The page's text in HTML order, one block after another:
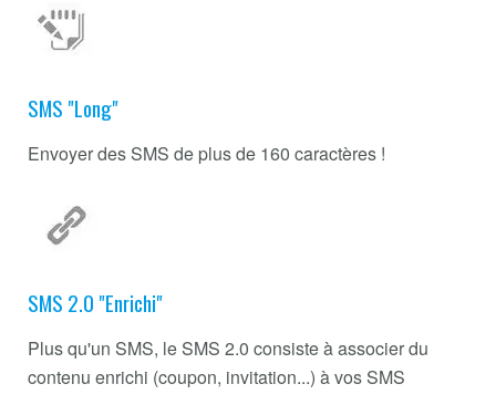
SMS "Long"
Envoyer des SMS de plus de 160 caractères !
SMS 2.0 "Enrichi"
Plus qu'un SMS, le SMS 2.0 consiste à associer du
contenu enrichi (coupon, invitation...) à vos SMS